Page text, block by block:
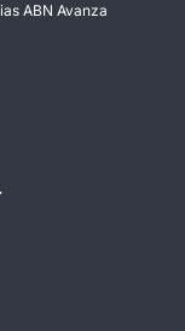
ABN Avanza